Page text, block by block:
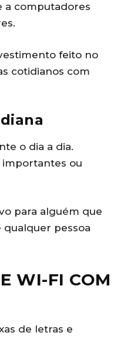
a computadores
feito no
cotidianos com
o dia a dia.
importantes ou
para alguém que
qualquer pessoa
WI-FI COM
de letras e